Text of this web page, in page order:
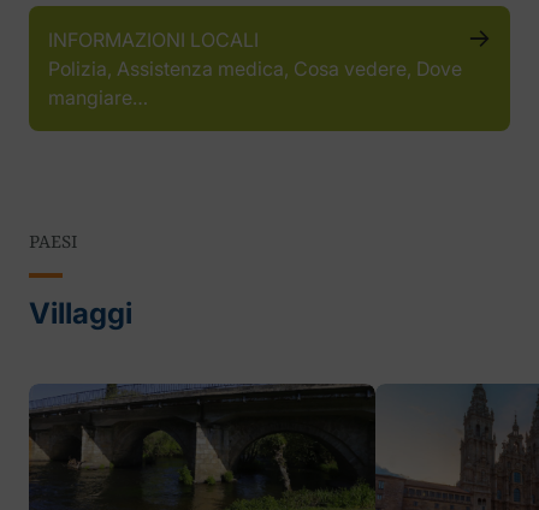
INFORMAZIONI LOCALI
Polizia, Assistenza medica, Cosa vedere, Dove
mangiare…
PAESI
Villaggi